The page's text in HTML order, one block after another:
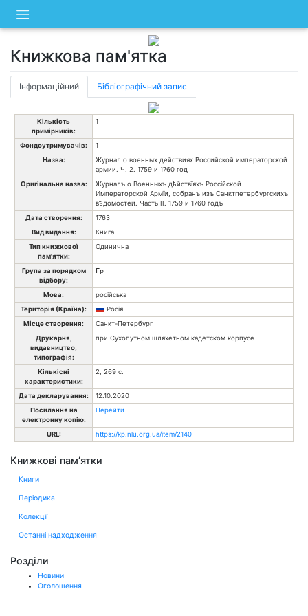
content
Книжкова пам'ятка
Інформаційний Бібліографічний запис
Кількість
примірників:
1
Фондоутримувачів:
1
Назва:
Журнал о военных действиях Российской императорской
армии. Ч. 2. 1759 и 1760 год
Оригінальна назва:
Журналъ о Военныхъ дѣйствїяхъ Россійской
Императорской Армїи, собранъ изъ Санктпетербургскихъ
вѣдомостей. Часть II. 1759 и 1760 годъ
Дата створення:
1763
Вид видання:
Книга
Тип книжкової
пам'ятки:
Одинична
Група за порядком
відбору:
Гр
Мова:
російська
Територія (Країна):
Росія
Місце створення:
Санкт-Петербург
Друкарня,
видавництво,
типографія:
при Сухопутном шляхетном кадетском корпусе
Кількісні
характеристики:
2, 269 с.
Дата декларування:
12.10.2020
Посилання на
електронну копію:
Перейти
URL: https://kp.nlu.org.ua/item/2140
Книжкові пам’ятки
Книги
Періодика
Колекції
Останні надходження
Розділи
Новини
Оголошення